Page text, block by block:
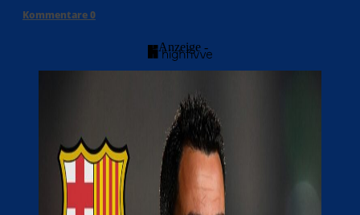
Kommentare0
- Anzeige -